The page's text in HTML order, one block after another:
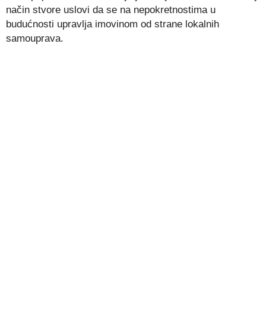
način stvore uslovi da se na nepokretnostima u
budućnosti upravlja imovinom od strane lokalnih
samouprava.